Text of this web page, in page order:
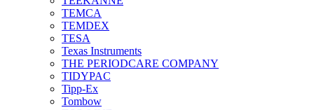
TEMCA
TEMDEX
TESA
Texas Instruments
THE PERIODCARE COMPANY
TIDYPAC
Tipp-Ex
Tombow